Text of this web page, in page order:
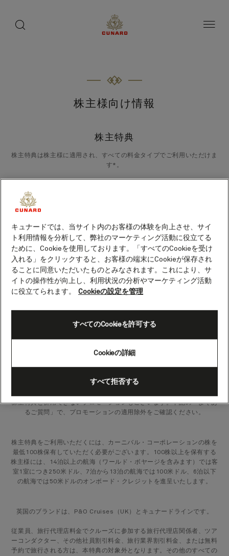
株主様向け情報
株主特典
株主特典は株主様に適用され、すべての料金タイプでご利用いただけま
す*。
特典は株主様がご旅行される客室に適用されます。株主特典は、既に付
与されているオンボード・クレジットとは別に進呈いたします。株主特
ード・クレジットは、ご利用の客室分のみ進呈いたします。
カーニバル・コーポレーションは、株主特典の処理のさらなる自動化、
効率化のために、Stockperksと提携いたしました。株主特典をご利用
いただくには、カーニバル・コーポレーションのウェブサイト
をご覧く
ださい。カーニバル・コーポレーションの株主特典プログラムの詳細、
アプリのダウンロード、オンボード・クレジットの請求方法などをご確
日の21日前を過ぎてのご予約は、株主特典の対象外となります。お申し
株主特典と併用できないプロモーションもございます。下記の「よくあ
るご質問」で、プロモーションの適用除外をご確認ください。
株主特典をご利用いただくには、カーニバル・コーポレーションの株を
最低100株保有していただく必要がございます。100株以上を保有する
株主様には、14泊以上の航海（ワールド・ボヤージを含みます）では客
室1室につき250米ドル、7泊から13泊の航海では100米ドル、6泊以下
の航海では50米ドルのオンボード・クレジットを進呈いたします。
英国のブランドは、P&O Cruises（UK）とキュナードラインです。
従業員、旅行代理店料金でクルーズに参加する旅行代理店関係者、ツア
ーコンダクター、その他社員割引料金、旅行業界割引料金、または無料
予約で旅行される方は、本特典の対象外となります。その他のすべての
キュナードでは、当サイト内のお客様の体験を向上させ、サイ
ト利用情報を分析して、弊社のマーケティング活動に役立てる
ために、Cookieを使用しております。「すべてのCookieを受け
入れる」をクリックすると、お客様の端末にCookieが保存され
ることに同意いただいたものとみなされます。これにより、サ
イトの操作性が向上し、利用状況の分析やマーケティング活動
に役立てられます。
Cookieの設定を管理
Cookieの詳細
すべて拒否する
すべてのCookieを許可する